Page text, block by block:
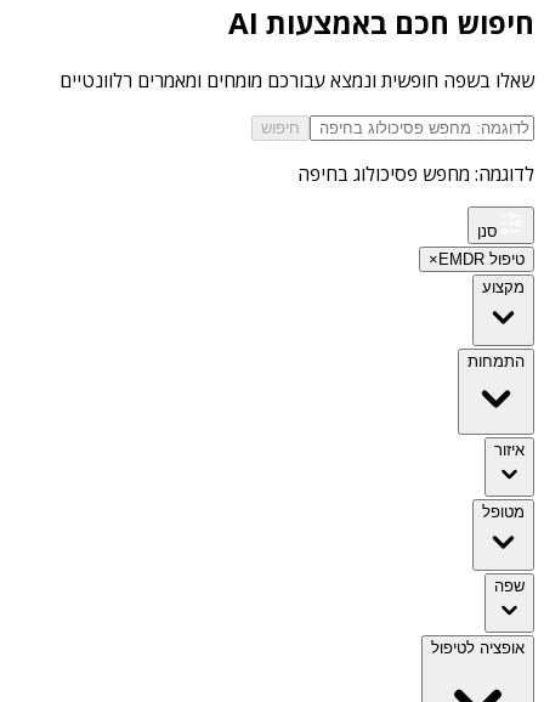
חיפוש חכם באמצעות AI
שאלו בשפה חופשית ונמצא עבורכם מומחים ומאמרים רלוונטיים
חיפוש
לדוגמה: מחפש פסיכולוג בחיפה
סנן
טיפול EMDR
×
מקצוע
התמחות
איזור
מטופל
שפה
אופציה לטיפול